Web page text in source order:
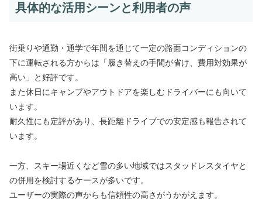
具体的な活用シーンと利用者の声
街乗りや通勤・通学で年間を通じて一定の路面コンディションの
下に運転される方からは「履き替えの手間が省け、費用対効果が
高い」と好評です。
また休日にキャンプやアウトドアを楽しむドライバーにも向いて
います。
耐久性にも定評があり、長距離ドライブでの安定感も報告されて
います。
一方、スキー場近くなど雪の多い地域ではスタッドレスタイヤと
の併用を検討するケースが多いです。
ユーザーの実際の声からも信頼性の高さがうかがえます。